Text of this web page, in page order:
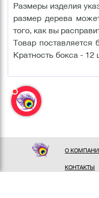
Размеры изделия
размер дерева
того, как вы
Товар поставляется
Кратность бокса - 12
О
КОНТАКТЫ